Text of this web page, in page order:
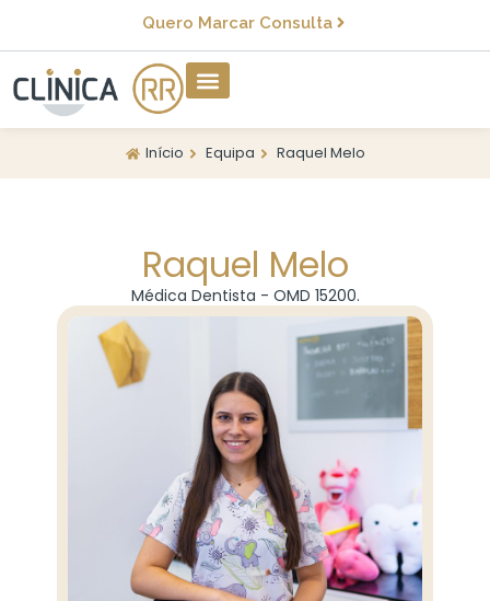
Quero Marcar Consulta
Início Equipa Raquel Melo
Raquel Melo
Médica Dentista - OMD 15200.